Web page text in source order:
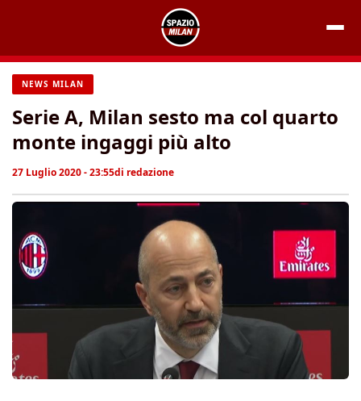
contenuto
NEWS MILAN
Serie A, Milan sesto ma col quarto
monte ingaggi più alto
27 Luglio 2020 - 23:55di redazione